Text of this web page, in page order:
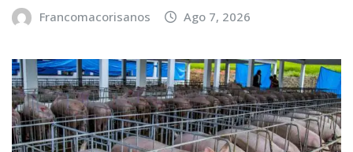
Francomacorisanos Ago 7, 2026